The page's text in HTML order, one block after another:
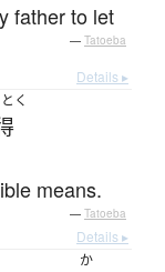
father to let
— Tatoeba
Details ▸
く
means.
— Tatoeba
Details ▸
か